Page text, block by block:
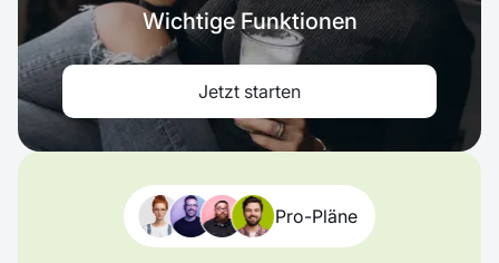
Wichtige Funktionen
Jetzt starten
Pro-Pläne